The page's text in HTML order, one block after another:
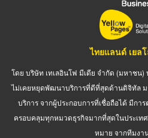
ไทยแลนด์ เยลโ
โดย บริษัท เทเลอินโฟ มีเดีย จำกัด (มหาชน)
ไม่เคยหยุดพัฒนาบริการที่ดีที่สุดด้านดิจิทัล ม
บริการ จากผู้ประกอบการที่เชื่อถือได้ มีกา
ครอบคลุมทุกหมวดธุรกิจมากที่สุดในประเท
หมาย จากทีมง